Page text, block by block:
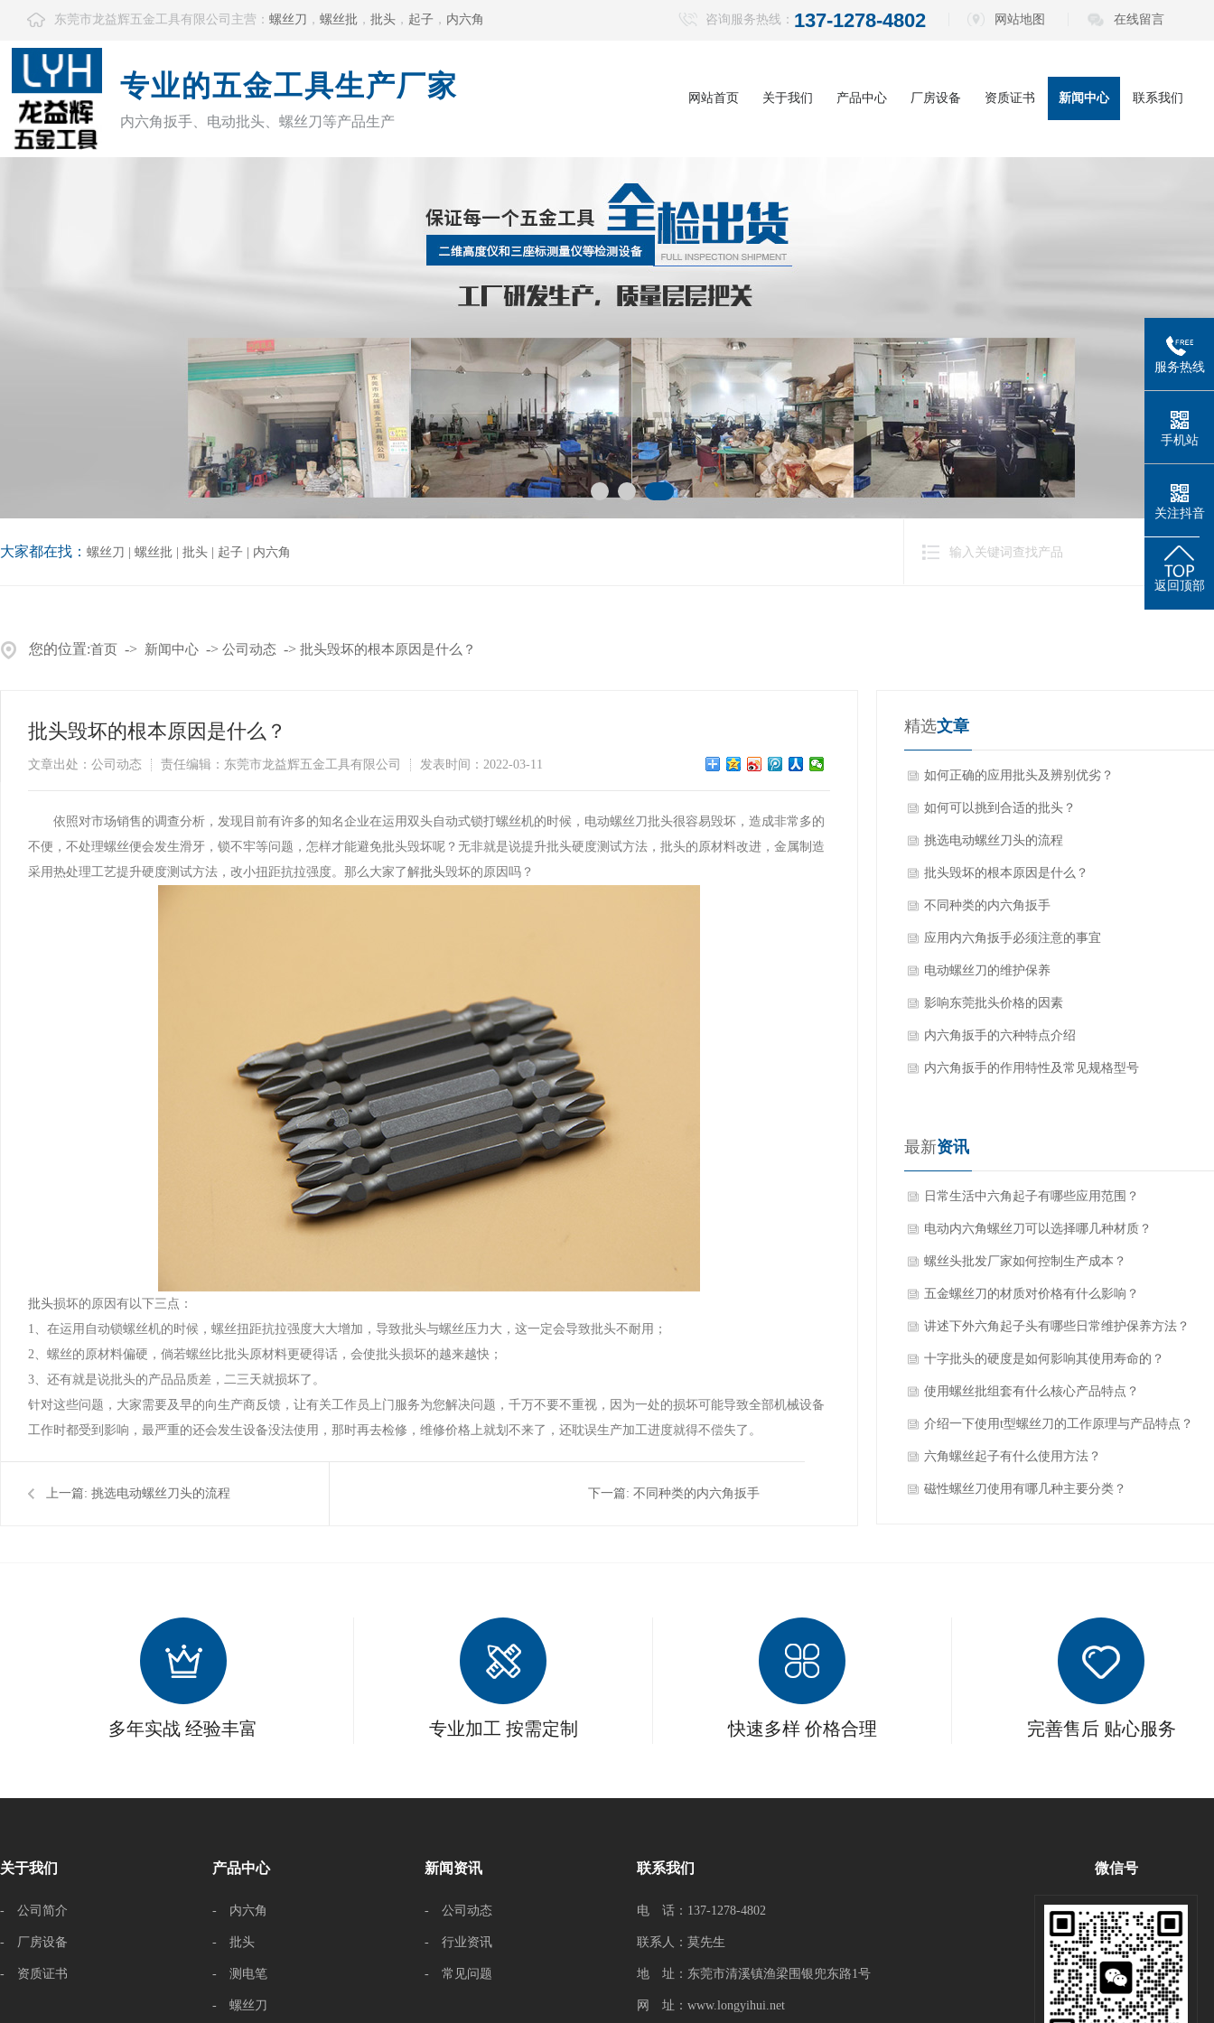
东莞市龙益辉五金工具有限公司主营： 螺丝刀 ， 螺丝批 ， 批头 ， 起子 ， 内六角 咨询服务热线： 137-1278-4802 网站地图 在线留言
专业的五金工具生产厂家
内六角扳手、电动批头、螺丝刀等产品生产
网站首页 关于我们 产品中心 厂房设备 资质证书 新闻中心 联系我们
大家都在找： 螺丝刀 螺丝批 批头 起子 内六角
您的位置:首页 -> 新闻中心 -> 公司动态 -> 批头毁坏的根本原因是什么？
批头毁坏的根本原因是什么？
文章出处：公司动态 责任编辑：东莞市龙益辉五金工具有限公司 发表时间：2022-03-11
依照对市场销售的调查分析，发现目前有许多的知名企业在运用双头自动式锁打螺丝机的时候，电动螺丝刀批头很容易毁坏，造成非常多的
不便，不处理螺丝便会发生滑牙，锁不牢等问题，怎样才能避免批头毁坏呢？无非就是说提升批头硬度测试方法，批头的原材料改进，金属制造
采用热处理工艺提升硬度测试方法，改小扭距抗拉强度。那么大家了解批头毁坏的原因吗？
批头损坏的原因有以下三点：
1、在运用自动锁螺丝机的时候，螺丝扭距抗拉强度大大增加，导致批头与螺丝压力大，这一定会导致批头不耐用；
2、螺丝的原材料偏硬，倘若螺丝比批头原材料更硬得话，会使批头损坏的越来越快；
3、还有就是说批头的产品品质差，二三天就损坏了。
针对这些问题，大家需要及早的向生产商反馈，让有关工作员上门服务为您解决问题，千万不要不重视，因为一处的损坏可能导致全部机械设备
工作时都受到影响，最严重的还会发生设备没法使用，那时再去检修，维修价格上就划不来了，还耽误生产加工进度就得不偿失了。
上一篇: 挑选电动螺丝刀头的流程 下一篇: 不同种类的内六角扳手
精选文章
如何正确的应用批头及辨别优劣？
如何可以挑到合适的批头？
挑选电动螺丝刀头的流程
批头毁坏的根本原因是什么？
不同种类的内六角扳手
应用内六角扳手必须注意的事宜
电动螺丝刀的维护保养
影响东莞批头价格的因素
内六角扳手的六种特点介绍
内六角扳手的作用特性及常见规格型号
最新资讯
日常生活中六角起子有哪些应用范围？
电动内六角螺丝刀可以选择哪几种材质？
螺丝头批发厂家如何控制生产成本？
五金螺丝刀的材质对价格有什么影响？
讲述下外六角起子头有哪些日常维护保养方法？
十字批头的硬度是如何影响其使用寿命的？
使用螺丝批组套有什么核心产品特点？
介绍一下使用t型螺丝刀的工作原理与产品特点？
六角螺丝起子有什么使用方法？
磁性螺丝刀使用有哪几种主要分类？
多年实战 经验丰富 专业加工 按需定制 快速多样 价格合理 完善售后 贴心服务
关于我们
- 公司简介
- 厂房设备
- 资质证书
产品中心
- 内六角
- 批头
- 测电笔
- 螺丝刀
新闻资讯
- 公司动态
- 行业资讯
- 常见问题
联系我们
电 话：137-1278-4802
联系人：莫先生
地 址：东莞市清溪镇渔梁围银兜东路1号
网 址：www.longyihui.net
微信号
服务热线
手机站
关注抖音
返回顶部